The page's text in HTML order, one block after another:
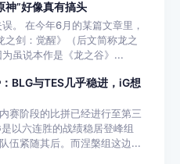
神”好像真有搞头
。 在今年6月的某篇文章里，
剑：觉醒》（后文简称龙之
虽说本作是《龙之谷》...
BLG与TES几乎稳进，iG想
赛阶段的比拼已经进行至第三
以六连胜的战绩稳居登峰组
伍紧随其后。而涅槃组这边...